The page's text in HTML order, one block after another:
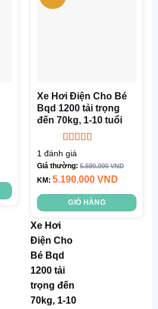
Xe Hơi Điện Cho Bé
Bqd 1200 tải trọng
đến 70kg, 1-10 tuổi
Được xếp
hạng
sao
1đánh giá
Giá thường:5.590.000VND
KM: 5.190.000 VND
GIỎ HÀNG
Xe Hơi
Điện Cho
Bé Bqd
1200 tải
trọng đến
70kg, 1-10